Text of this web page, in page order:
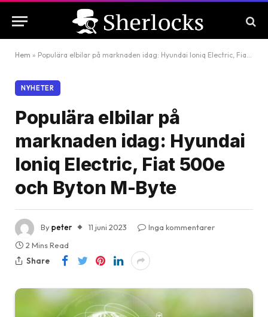
Hem » Populära elbilar på marknaden idag: Hyundai Ioniq Electric, Fiat 500e och Byton M-Byte
NYHETER
Populära elbilar på
marknaden idag: Hyundai
Ioniq Electric, Fiat 500e
och Byton M-Byte
Bypeter 11 juni 2023
Inga kommentarer
2 Mins Read
Share